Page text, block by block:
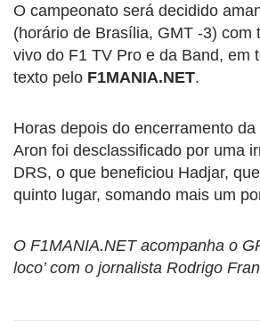
O campeonato será decidido
(horário de Brasília, GMT -3) com
vivo do F1 TV Pro e da Band, em
texto pelo F1MANIA.NET.
Horas depois do encerramento
Aron foi desclassificado por uma
DRS, o que beneficiou Hadjar,
quinto lugar, somando mais um
O F1MANIA.NET acompanha o
loco’ com o jornalista Rodrigo